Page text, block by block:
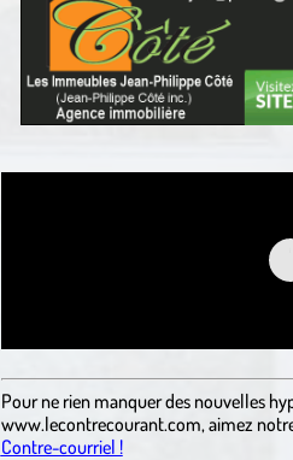
Pour ne rien manquer des nouvelles
www.lecontrecourant.com, aimez
Contre-courriel !